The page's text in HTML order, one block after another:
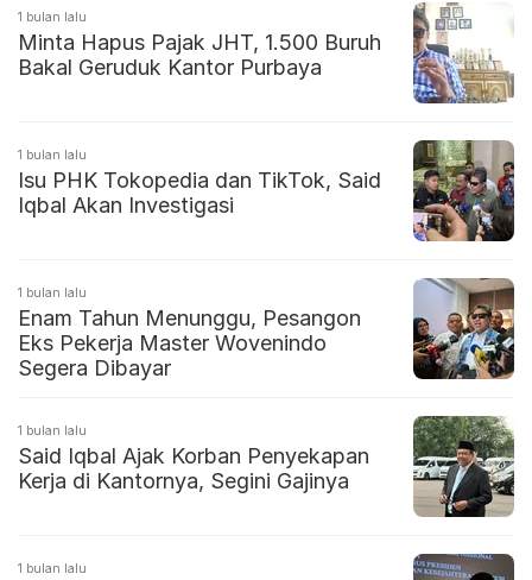
1 bulan lalu
Minta Hapus Pajak JHT, 1.500 Buruh
Bakal Geruduk Kantor Purbaya
1 bulan lalu
Isu PHK Tokopedia dan TikTok, Said
Iqbal Akan Investigasi
1 bulan lalu
Enam Tahun Menunggu, Pesangon
Eks Pekerja Master Wovenindo
Segera Dibayar
1 bulan lalu
Said Iqbal Ajak Korban Penyekapan
Kerja di Kantornya, Segini Gajinya
1 bulan lalu